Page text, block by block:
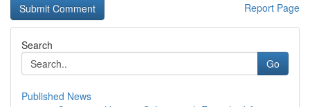
Report Page
Search
Go
Published News